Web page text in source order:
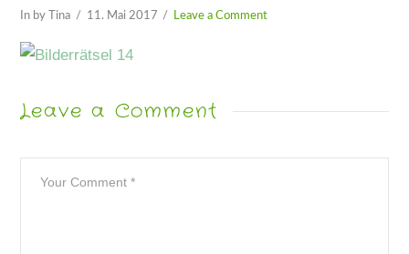
In by Tina 11. Mai 2017 Leave a Comment
Leave a Comment